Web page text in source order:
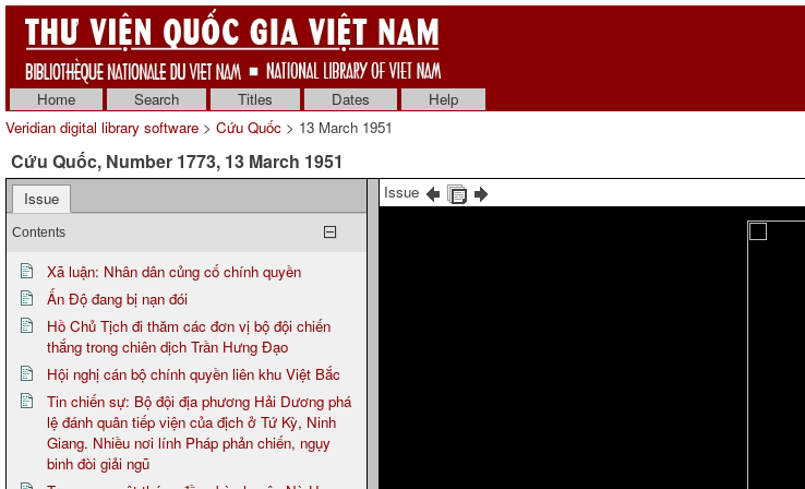
Home Search Titles Dates
Help
Veridian digital library software > Cứu Quốc > 13 March 1951
Cứu Quốc, Number 1773, 13 March 1951
Issue
Contents
Xã luận: Nhân dân củng cố chính quyền
Ấn Độ đang bị nạn đói
Hồ Chủ Tịch đi thăm các đơn vị bộ đội chiến
thắng trong chiên dịch Trần Hưng Đạo
Hội nghị cán bộ chính quyền liên khu Việt Bắc
Tin chiến sự: Bộ đội địa phương Hải Dương phá
lệ đánh quân tiếp viện của địch ở Tứ Kỳ, Ninh
Giang. Nhiều nơi lính Pháp phản chiến, ngụy
binh đòi giải ngũ
Issue